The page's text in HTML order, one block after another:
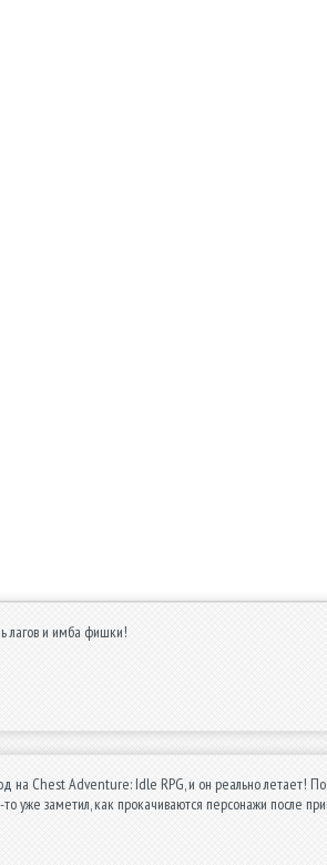
лагов и имба фишки!
на Chest Adventure: Idle RPG, и он реально летает!
то уже заметил, как прокачиваются персонажи после